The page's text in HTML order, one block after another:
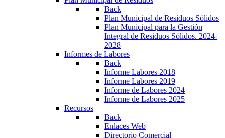
Back
Plan Municipal de Residuos Sólidos
Plan Municipal para la Gestión
Integral de Residuos Sólidos. 2024-
2028
Informes de Labores
Back
Informe Labores 2018
Informe Labores 2019
Informe de Labores 2024
Informe de Labores 2025
Recursos
Back
Enlaces Web
Directorio Comercial